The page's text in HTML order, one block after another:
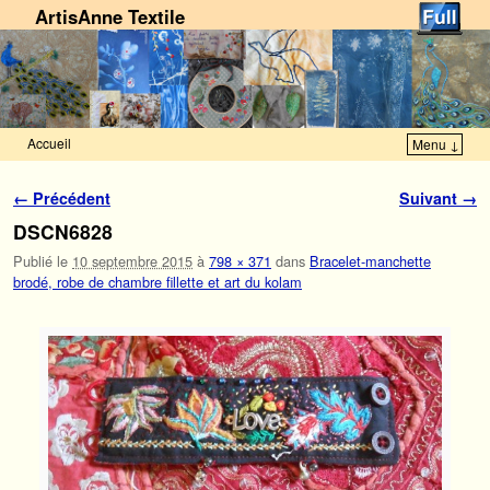
ArtisAnne Textile
Accueil Menu ↓
Navigation des images
← Précédent Suivant →
DSCN6828
Publié le 10 septembre 2015 à 798 × 371 dans Bracelet-manchette
brodé, robe de chambre fillette et art du kolam